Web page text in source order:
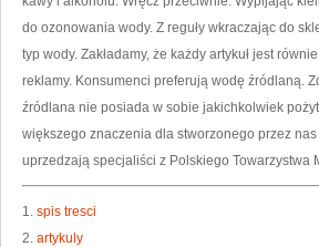
do ozonowania wody. Z reguły wkraczając do
typ wody. Zakładamy, że każdy artykuł jest
reklamy. Konsumenci preferują wodę źródlaną.
źródlana nie posiada w sobie jakichkolwiek
większego znaczenia dla stworzonego przez
uprzedzają specjaliści z Polskiego Towarzystwa
1. spis tresci
2. artykuly